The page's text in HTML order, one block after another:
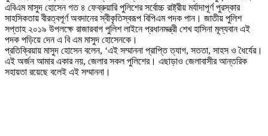
এবিএম মাসুদ হোসেন গত ৪ ফেব্রুয়ারি পুলিশের সর্বোচ্চ রাষ্ট্রীয় মর্যাদাপূর্ণ পুরস্কার
সাহসিকতায় বীরত্বপূর্ণ অবদানের স্বীকৃতিস্বরূপ বিপিএম পদক পান। জাতীয় পুলিশ
সপ্তাহ ২০১৯ উপলক্ষে রাজারবাগ পুলিশ লাইনে প্রধানমন্ত্রী শেখ হাসিনা মূল্যবান এই
পদক পড়িয়ে দেন এ বি এম মাসুদ হোসেনকে।
প্রতিক্রিয়ায় মাসুদ হোসেন বলেন, ‘এই সম্মাননা প্রাপ্তি ত্যাগ, সততা, সাহস ও ধৈর্যের।
এই অর্জন আমার একার নয়, জেলার সকল পুলিশের। এছাড়াও জেলাবাসীর আন্তরিক
সহায়তা রয়েছে বলেই এই সম্মাননা।